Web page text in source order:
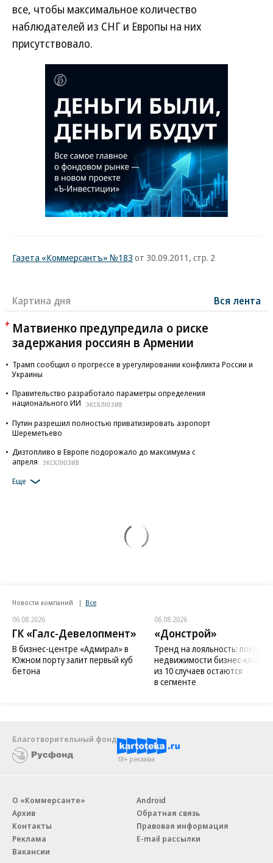
все, чтобы максимальное количество
наблюдателей из СНГ и Европы на них
присутствовало.
Газета «Коммерсантъ» №183 от 30.09.2011, стр. 2
Картина дня Вся лента
Матвиенко предупредила о риске
задержания россиян в Армении
Трамп сообщил о прогрессе в урегулировании конфликта России и
Украины
Правительство разработало параметры определения
национального ИИ
ЭКСКЛЮЗИВ
Путин разрешил полностью приватизировать аэропорт
Шереметьево
Дизтопливо в Европе подорожало до максимума с
апреля
ЭКСКЛЮЗИВ
Еще
Новости компаний Все
06.08.2026
ГК «Галс-Девелопмент»
В бизнес-центре «Адмирал» в
Южном порту залит первый куб
бетона
06.08.2026
«Донстрой»
Тренд на лояльность:
недвижимости бизнес-класса
из 10 случаев остаются
в сегменте
Благотворительный фонд
18+ реклама
О «Коммерсанте»
Архив
Контакты
Реклама
Вакансии
Android
Обратная связь
Правовая информация
E-mail рассылки